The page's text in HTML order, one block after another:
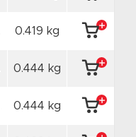
0.419 kg
0.444 kg
0.444 kg